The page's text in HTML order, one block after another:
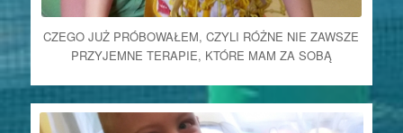
CZEGO JUŻ PRÓBOWAŁEM, CZYLI RÓŻNE NIE ZAWSZE
PRZYJEMNE TERAPIE, KTÓRE MAM ZA SOBĄ